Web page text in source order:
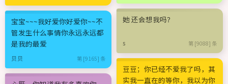
宝宝~~~我好爱你好爱你~~不
管发生什么事情你永远永远都
是我的最爱
贝贝 第 [9165] 条
她 还会想我吗？
s 第 [9088] 条
豆豆；你已经不爱我了吗，其
实我一直在的等你，我以为你